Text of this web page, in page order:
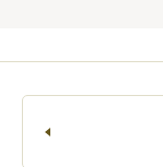
公共施設